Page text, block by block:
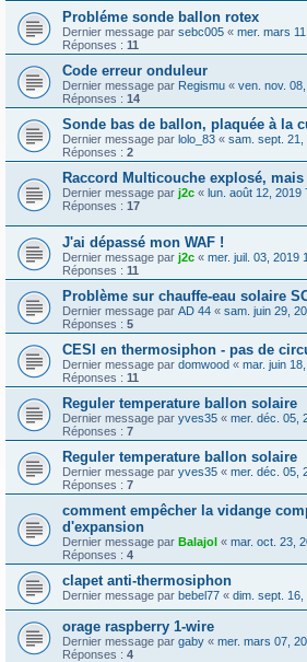
Probléme sonde ballon rotex
Dernier message par sebc005 « mer. mars
Réponses : 11
Code erreur onduleur
Dernier message par Regismu « ven. nov.
Réponses : 14
Sonde bas de ballon, plaquée à la
Dernier message par lolo_83 « sam. sept. 21,
Réponses : 2
Raccord Multicouche explosé,
Dernier message par j2c « lun. août 12, 2019
Réponses : 17
J'ai dépassé mon WAF !
Dernier message par j2c « mer. juil. 03, 2019
Réponses : 11
Problème sur chauffe-eau solaire
Dernier message par AD 44 « sam. juin 29,
Réponses : 5
CESI en thermosiphon - pas de
Dernier message par domwood « mar. juin
Réponses : 11
Reguler temperature ballon solaire
Dernier message par yves35 « mer. déc. 05,
Réponses : 7
Reguler temperature ballon solaire
Dernier message par yves35 « mer. déc. 05,
Réponses : 7
comment empêcher la vidange
d'expansion
Dernier message par Balajol « mar. oct. 23,
Réponses : 4
clapet anti-thermosiphon
Dernier message par bebel77 « dim. sept. 16,
orage raspberry 1-wire
Dernier message par gaby « mer. mars 07,
Réponses : 4